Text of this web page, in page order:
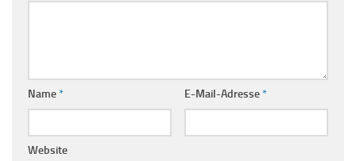
Name* E-Mail-Adresse*
Website